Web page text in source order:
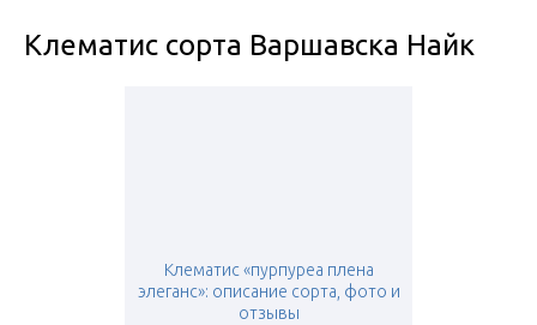
Клематис сорта Варшавска Найк
Клематис «пурпуреа плена
элеганс»: описание сорта, фото и
отзывы